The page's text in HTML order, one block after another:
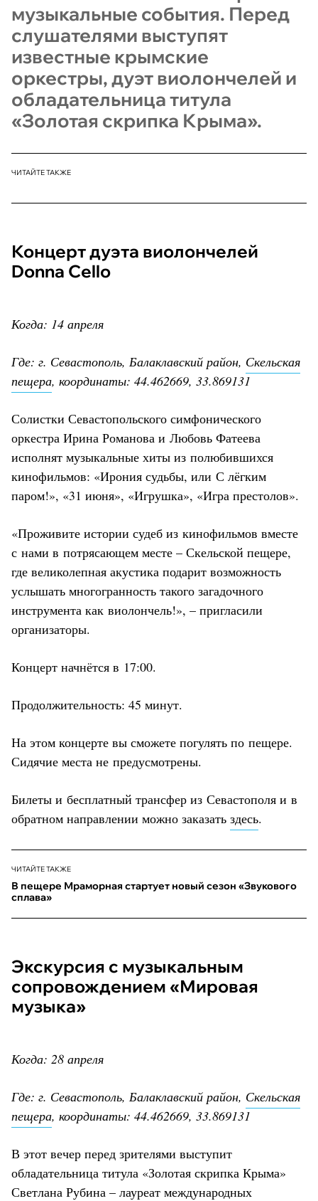
музыкальные события. Перед
слушателями выступят
известные крымские
оркестры, дуэт виолончелей и
обладательница титула
«Золотая скрипка Крыма».
ЧИТАЙТЕ ТАКЖЕ
Концерт дуэта виолончелей
Donna Сello
Когда: 14 апреля
Где: г. Севастополь, Балаклавский район, Скельская
пещера, координаты: 44.462669, 33.869131
Солистки Севастопольского симфонического
оркестра Ирина Романова и Любовь Фатеева
исполнят музыкальные хиты из полюбившихся
кинофильмов: «Ирония судьбы, или С лёгким
паром!», «31 июня», «Игрушка», «Игра престолов».
«Проживите истории судеб из кинофильмов вместе
с нами в потрясающем месте – Скельской пещере,
где великолепная акустика подарит возможность
услышать многогранность такого загадочного
инструмента как виолончель!», – пригласили
организаторы.
Концерт начнётся в 17:00.
Продолжительность: 45 минут.
На этом концерте вы сможете погулять по пещере.
Сидячие места не предусмотрены.
Билеты и бесплатный трансфер из Севастополя и в
обратном направлении можно заказать здесь.
ЧИТАЙТЕ ТАКЖЕ
В пещере Мраморная стартует новый сезон «Звукового
сплава»
Экскурсия с музыкальным
сопровождением «Мировая
музыка»
Когда: 28 апреля
Где: г. Севастополь, Балаклавский район, Скельская
пещера, координаты: 44.462669, 33.869131
В этот вечер перед зрителями выступит
обладательница титула «Золотая скрипка Крыма»
Светлана Рубина – лауреат международных